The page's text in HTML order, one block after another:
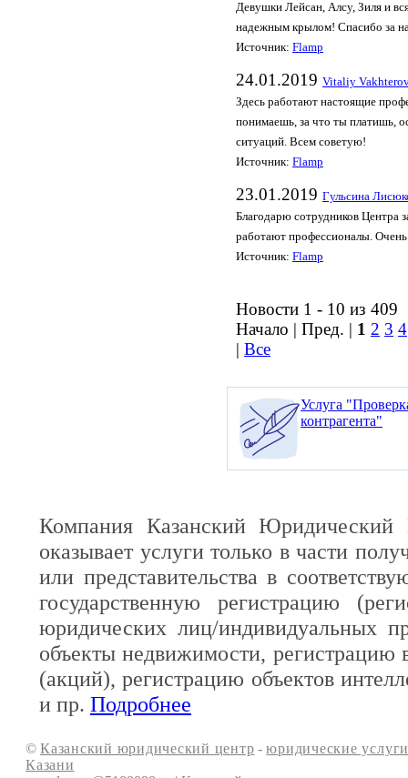
Девушки Лейсан, Алсу, Зиля и
надежным крылом! Спасибо за
Источник: Flamp
24.01.2019 Vitaliy
Здесь работают настоящие
понимаешь, за что ты платишь,
ситуаций. Всем советую!
Источник: Flamp
23.01.2019 Гульсина
Благодарю сотрудников Центра
работают профессионалы.
Источник: Flamp
Новости 1 - 10 из 409
Начало | Пред. | 1 2 3 4
| Все
Услуга
контрагента"
Компания Казанский Юридический
оказывает услуги только в части
или представительства в
государственную регистрацию
юридических лиц/индивидуальных
объекты недвижимости, регистрацию
(акций), регистрацию объектов
и пр. Подробнее
© Казанский юридический центр -юридические
Казани